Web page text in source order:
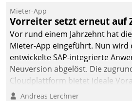
Quartier. Dazwischen
zeigte Datatrain, was es
Neues zu bieten hat.
Mieter-App
Vorreiter setzt erneut auf
Vor rund einem Jahrzehnt hat die
Mieter-App eingeführt. Nun wird
entwickelte SAP-integrierte
Neuversion abgelöst. Die
Cloudplattform bietet ideale
die Funktionalität der App zu
Andreas Lerchner